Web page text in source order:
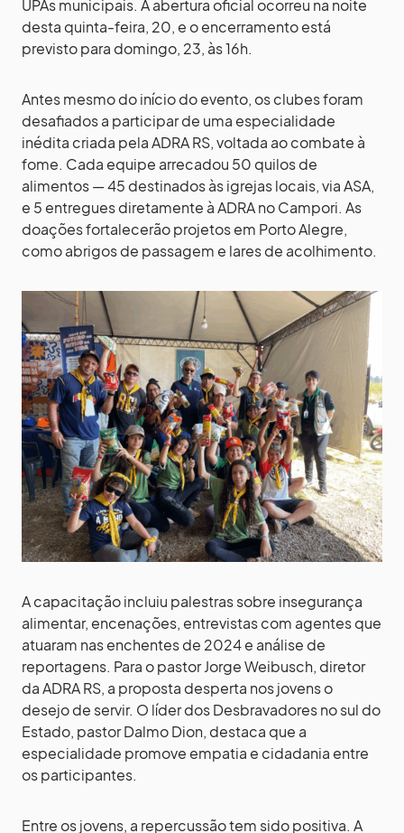
UPAs municipais. A abertura oficial ocorreu na noite
desta quinta-feira, 20, e o encerramento está
previsto para domingo, 23, às 16h.
Antes mesmo do início do evento, os clubes foram
desafiados a participar de uma especialidade
inédita criada pela ADRA RS, voltada ao combate à
fome. Cada equipe arrecadou 50 quilos de
alimentos — 45 destinados às igrejas locais, via ASA,
e 5 entregues diretamente à ADRA no Campori. As
doações fortalecerão projetos em Porto Alegre,
como abrigos de passagem e lares de acolhimento.
A capacitação incluiu palestras sobre insegurança
alimentar, encenações, entrevistas com agentes que
atuaram nas enchentes de 2024 e análise de
reportagens. Para o pastor Jorge Weibusch, diretor
da ADRA RS, a proposta desperta nos jovens o
desejo de servir. O líder dos Desbravadores no sul do
Estado, pastor Dalmo Dion, destaca que a
especialidade promove empatia e cidadania entre
os participantes.
Entre os jovens, a repercussão tem sido positiva. A